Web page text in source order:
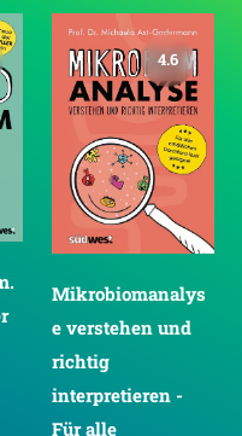
4.6
Mikrobiomanalys
e verstehen und
richtig
interpretieren -
Für alle